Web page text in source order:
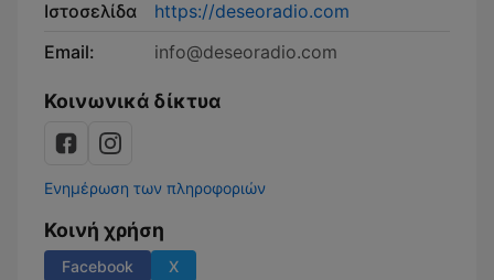
Ιστοσελίδα
https://deseoradio.com
Email:
info@deseoradio.com
Κοινωνικά δίκτυα
Ενημέρωση των πληροφοριών
Κοινή χρήση
Facebook X